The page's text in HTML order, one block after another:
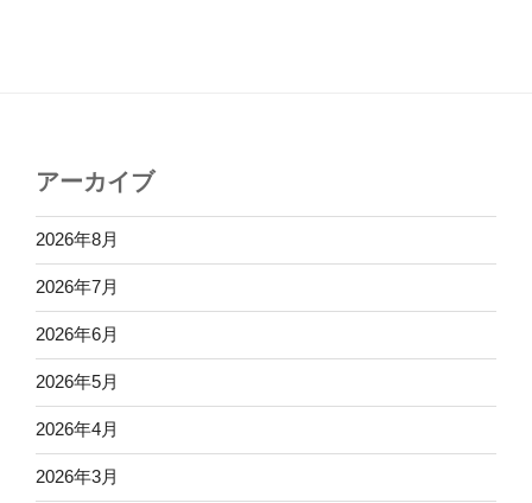
アーカイブ
2026年8月
2026年7月
2026年6月
2026年5月
2026年4月
2026年3月